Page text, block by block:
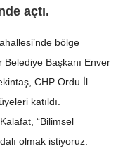
açtı.
bölge
Belediye Başkanı Enver
CHP Ordu İl
katıldı.
“Bilimsel
olmak istiyoruz.